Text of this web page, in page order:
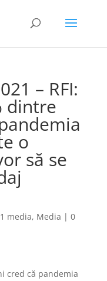
– RFI:
dintre
o
să se
media, Media | 0
cred că pandemia